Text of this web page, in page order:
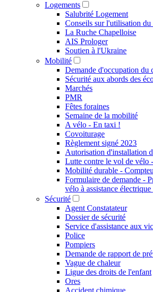
Logements
Salubrité Logement
Conseils sur l'utilisation du
La Ruche Chapelloise
AIS Prologer
Soutien à l'Ukraine
Mobilité
Demande d'occupation du
Sécurité aux abords des
Marchés
PMR
Fêtes foraines
Semaine de la mobilité
A vélo - En taxi !
Covoiturage
Règlement signé 2023
Autorisation d'installation
Lutte contre le vol de vélo
Mobilité durable -
Formulaire de demande -
vélo à assistance
Sécurité
Agent Constatateur
Dossier de sécurité
Service d'assistance aux
Police
Pompiers
Demande de rapport de
Vague de chaleur
Ligue des droits de l'enfant
Ores
Accident chimique